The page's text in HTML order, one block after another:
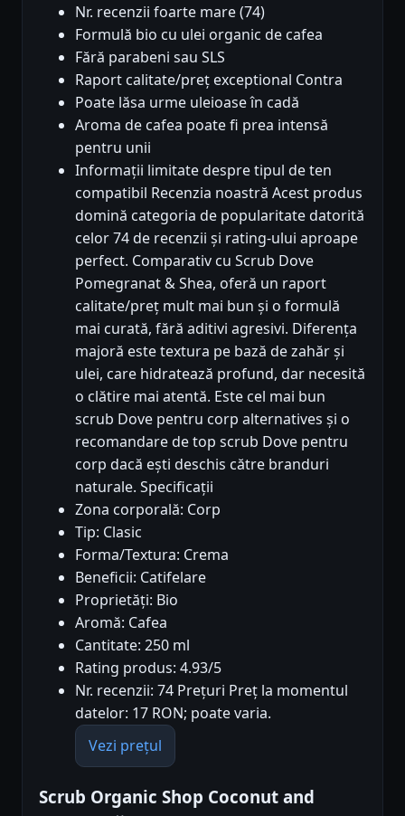
Nr. recenzii foarte mare (74)
Formulă bio cu ulei organic de cafea
Fără parabeni sau SLS
Raport calitate/preț exceptional Contra
Poate lăsa urme uleioase în cadă
Aroma de cafea poate fi prea intensă
pentru unii
Informații limitate despre tipul de ten
compatibil Recenzia noastră Acest produs
domină categoria de popularitate datorită
celor 74 de recenzii și rating-ului aproape
perfect. Comparativ cu Scrub Dove
Pomegranat & Shea, oferă un raport
calitate/preț mult mai bun și o formulă
mai curată, fără aditivi agresivi. Diferența
majoră este textura pe bază de zahăr și
ulei, care hidratează profund, dar necesită
o clătire mai atentă. Este cel mai bun
scrub Dove pentru corp alternatives și o
recomandare de top scrub Dove pentru
corp dacă ești deschis către branduri
naturale. Specificații
Zona corporală: Corp
Tip: Clasic
Forma/Textura: Crema
Beneficii: Catifelare
Proprietăți: Bio
Aromă: Cafea
Cantitate: 250 ml
Rating produs: 4.93/5
Nr. recenzii: 74 Prețuri Preț la momentul
datelor: 17 RON; poate varia.
Vezi prețul
Scrub Organic Shop Coconut and